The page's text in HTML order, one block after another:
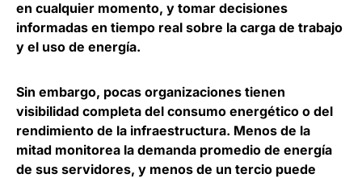
en cualquier momento, y tomar decisiones
informadas en tiempo real sobre la carga de trabajo
y el uso de energía.
Sin embargo, pocas organizaciones tienen
visibilidad completa del consumo energético o del
rendimiento de la infraestructura. Menos de la
mitad monitorea la demanda promedio de energía
de sus servidores, y menos de un tercio puede